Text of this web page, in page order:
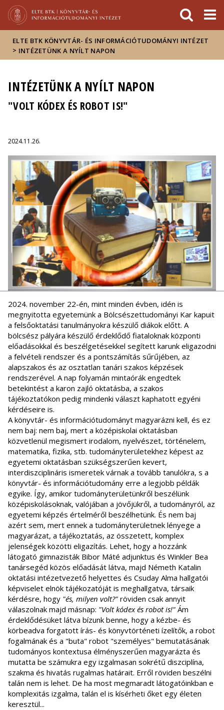
Hírek
Események
ELTE a
sajtóban
ELTE BTK KÖNYVTÁR- ÉS INFORMÁCIÓTUDOMÁNYI INTÉZET
> INTÉZETÜNK A NYÍLT NAPON
INTÉZETÜNK A NYÍLT NAPON
"VOLT KÓDEX ÉS ROBOT IS!"
2024.11.26.
2024. november 22-én, mint minden évben, idén is
megnyitotta egyetemünk a Bölcsészettudományi Kar kapuit
a felsőoktatási tanulmányokra készülő diákok előtt. A
bölcsész pályára készülő érdeklődő fiataloknak központi
előadásokkal és beszélgetésekkel segített karunk eligazodni
a felvételi rendszer és a pontszámítás sűrűjében, az
alapszakos és az osztatlan tanári szakos képzések
rendszerével. A nap folyamán mintaórák engedtek
betekintést a karon zajló oktatásba, a szakos
tájékoztatókon pedig mindenki választ kaphatott egyéni
kérdéseire is.
A könyvtár- és információtudományt magyarázni kell, és ez
nem baj: nem baj, mert a középiskolai oktatásban
közvetlenül megismert irodalom, nyelvészet, történelem,
matematika, fizika, stb. tudományterületekhez képest az
egyetemi oktatásban szükségszerűen kevert,
interdiszciplináris ismeretek várnak a tovább tanulókra, s a
könyvtár- és információtudomány erre a legjobb példák
egyike. Így, amikor tudományterületünkről beszélünk
középiskolásoknak, valójában a jövőjükről, a tudományról, az
egyetemi képzés értelméről beszélhetünk. És nem baj
azért sem, mert ennek a tudományterületnek lényege a
magyarázat, a tájékoztatás, az összetett, komplex
jelenségek közötti eligazítás. Lehet, hogy a hozzánk
látogató gimnazisták Bibor Máté adjunktus és Winkler Bea
tanársegéd közös előadását látva, majd Németh Katalin
oktatási intézetvezető helyettes és Csuday Alma hallgatói
képviselet elnök tájékozatóját is meghallgatva, társaik
kérdésre, hogy "és, milyen volt?" röviden csak annyit
válaszolnak majd másnap: "Volt kódex és robot is!" Ám
érdeklődésüket látva bízunk benne, hogy a kézbe- és
körbeadva forgatott írás- és könyvtörténeti ízelítők, a robot
fogalmának és a "buta" robot "személyes" bemutatásának
tudományos kontextusa élményszerűen magyarázta és
mutatta be számukra egy izgalmasan sokrétű diszciplína,
szakma és hivatás rugalmas határait. Erről röviden beszélni
talán nem is lehet. De ha most megmaradt látogatóinkban e
komplexitás izgalma, talán el is kísérheti őket egy életen
keresztül...